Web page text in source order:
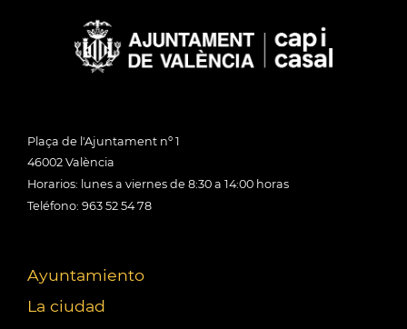
Plaça de l'Ajuntament nº 1
46002 València
Horarios: lunes a viernes de 8:30 a 14:00 horas
Teléfono: 963 52 54 78
Ayuntamiento
La ciudad